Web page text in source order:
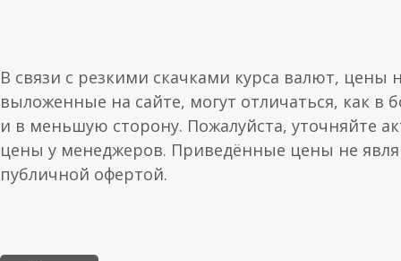
В связи с резкими скачками курса валют, цены
выложенные на сайте, могут отличаться, как в
и в меньшую сторону. Пожалуйста, уточняйте
цены у менеджеров. Приведённые цены не
публичной офертой.